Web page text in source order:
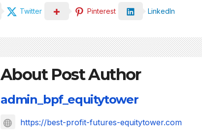
Twitter Pinterest LinkedIn
About Post Author
admin_bpf_equitytower
https://best-profit-futures-equitytower.com